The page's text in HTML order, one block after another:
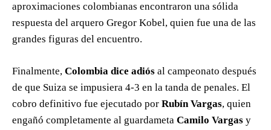
aproximaciones colombianas encontraron una sólida
respuesta del arquero Gregor Kobel, quien fue una de las
grandes figuras del encuentro.
Finalmente, Colombia dice adiós al campeonato después
de que Suiza se impusiera 4-3 en la tanda de penales. El
cobro definitivo fue ejecutado por Rubín Vargas, quien
engañó completamente al guardameta Camilo Vargas y